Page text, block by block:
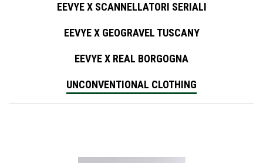
EEVYE X SCANNELLATORI SERIALI
EEVYE X GEOGRAVEL TUSCANY
EEVYE X REAL BORGOGNA
UNCONVENTIONAL CLOTHING